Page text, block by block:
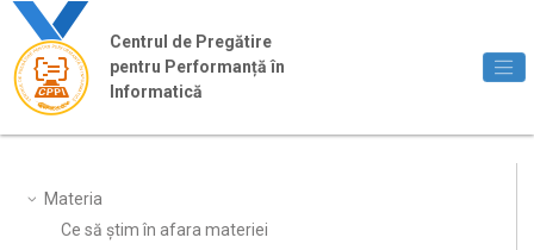
Jump to main content
Centrul de Pregătire
pentru Performanță în
Informatică
Materia
Ce să știm în afara materiei